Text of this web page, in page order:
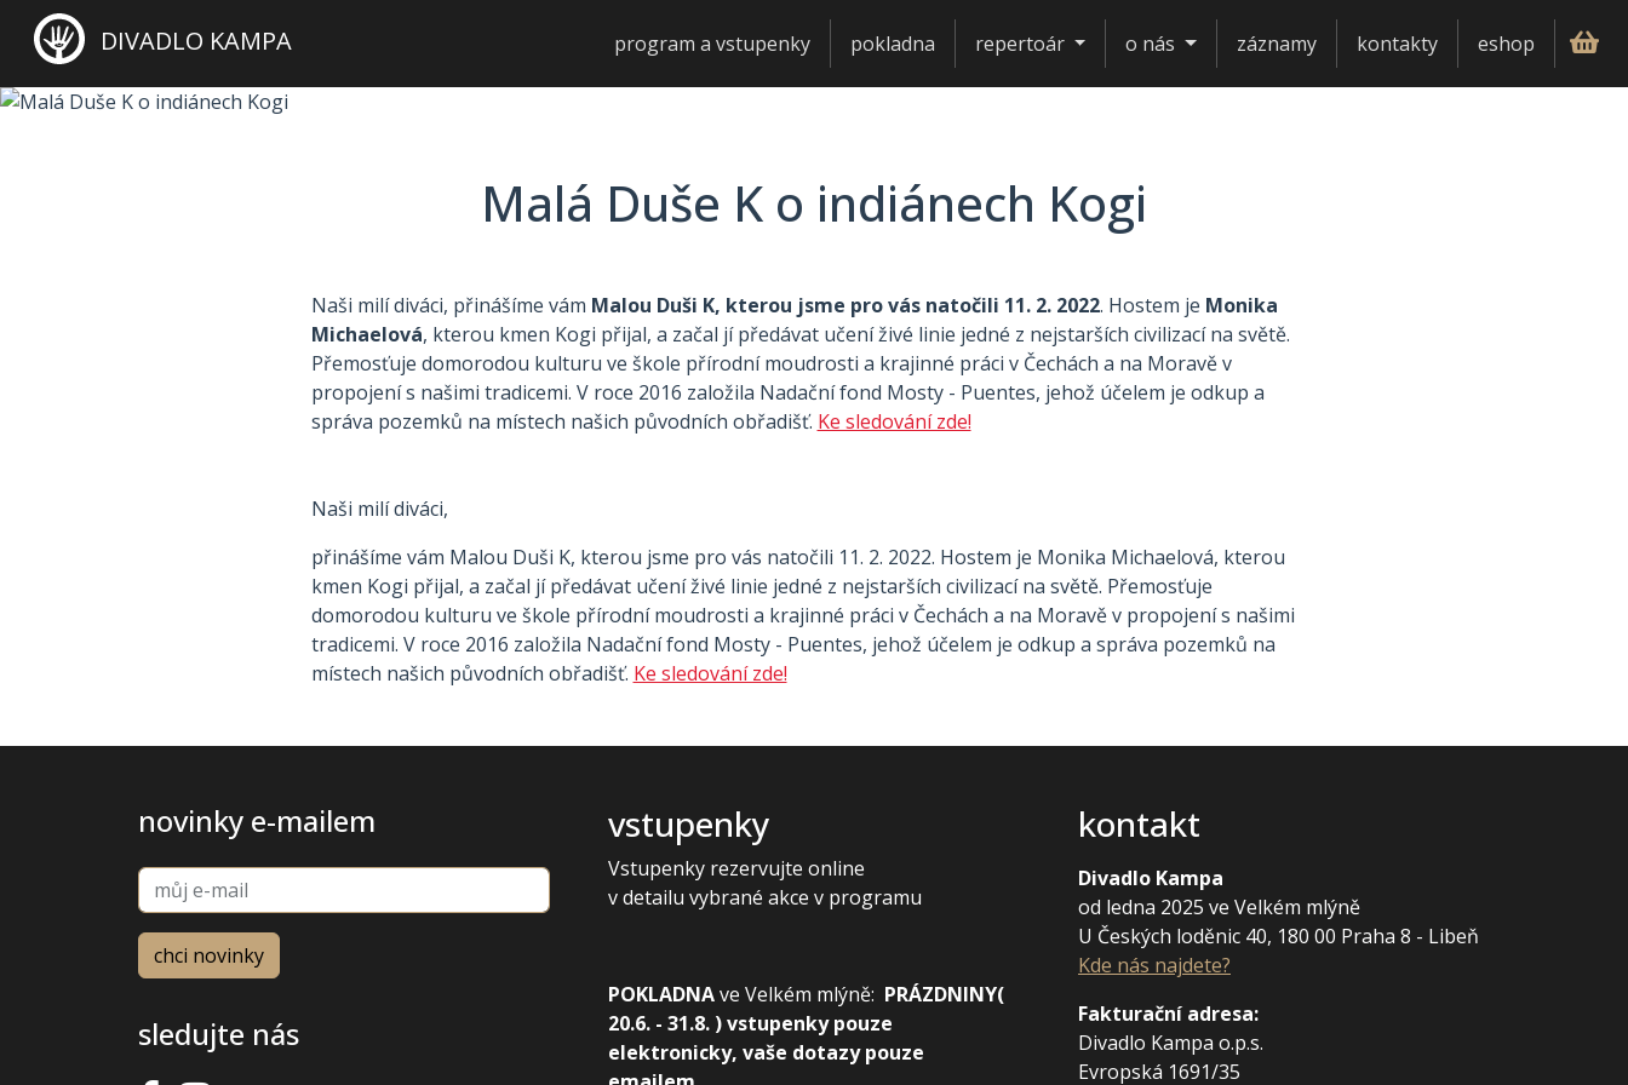
DIVADLO KAMPA program a vstupenky pokladna repertoár o nás záznamy kontakty eshop
Malá Duše K o indiánech Kogi
Naši milí diváci, přinášíme vám Malou Duši K, kterou jsme pro vás natočili 11. 2. 2022. Hostem je Monika
Michaelová, kterou kmen Kogi přijal, a začal jí předávat učení živé linie jedné z nejstarších civilizací na světě.
Přemosťuje domorodou kulturu ve škole přírodní moudrosti a krajinné práci v Čechách a na Moravě v
propojení s našimi tradicemi. V roce 2016 založila Nadační fond Mosty - Puentes, jehož účelem je odkup a
správa pozemků na místech našich původních obřadišť. Ke sledování zde!
Naši milí diváci,
přinášíme vám Malou Duši K, kterou jsme pro vás natočili 11. 2. 2022. Hostem je Monika Michaelová, kterou
kmen Kogi přijal, a začal jí předávat učení živé linie jedné z nejstarších civilizací na světě. Přemosťuje
domorodou kulturu ve škole přírodní moudrosti a krajinné práci v Čechách a na Moravě v propojení s našimi
tradicemi. V roce 2016 založila Nadační fond Mosty - Puentes, jehož účelem je odkup a správa pozemků na
místech našich původních obřadišť. Ke sledování zde!
novinky e-mailem
sledujte nás
vstupenky
Vstupenky rezervujte online
v detailu vybrané akce v programu
POKLADNAve Velkém mlýně: PRÁZDNINY(
20.6. - 31.8. ) vstupenky pouze
elektronicky, vaše dotazy pouze
kontakt
Divadlo Kampa
od ledna 2025 ve Velkém mlýně
U Českých loděnic 40, 180 00 Praha 8 - Libeň
Kde nás najdete?
Fakturační adresa:
Divadlo Kampa o.p.s.
Evropská 1691/35